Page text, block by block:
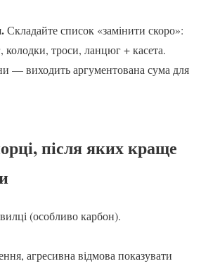
Складайте список «замінити скоро»:
троси, ланцюг + касета.
— виходить аргументована сума для
після яких краще
(особливо карбон).
агресивна відмова показувати